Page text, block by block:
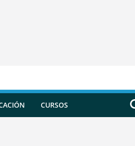
CURSOS